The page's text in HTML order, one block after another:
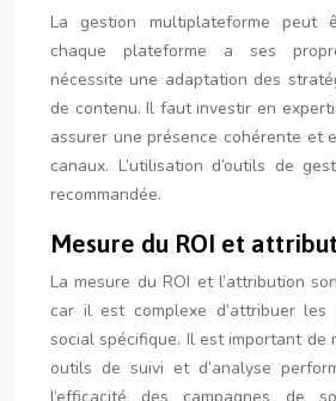
La gestion multiplateforme peut
chaque plateforme a ses
nécessite une adaptation des
de contenu. Il faut investir en
assurer une présence cohérente et
canaux. L’utilisation d’outils de
recommandée.
Mesure du ROI et
La mesure du ROI et l’attribution
car il est complexe d’attribuer
social spécifique. Il est important de
outils de suivi et d’analyse